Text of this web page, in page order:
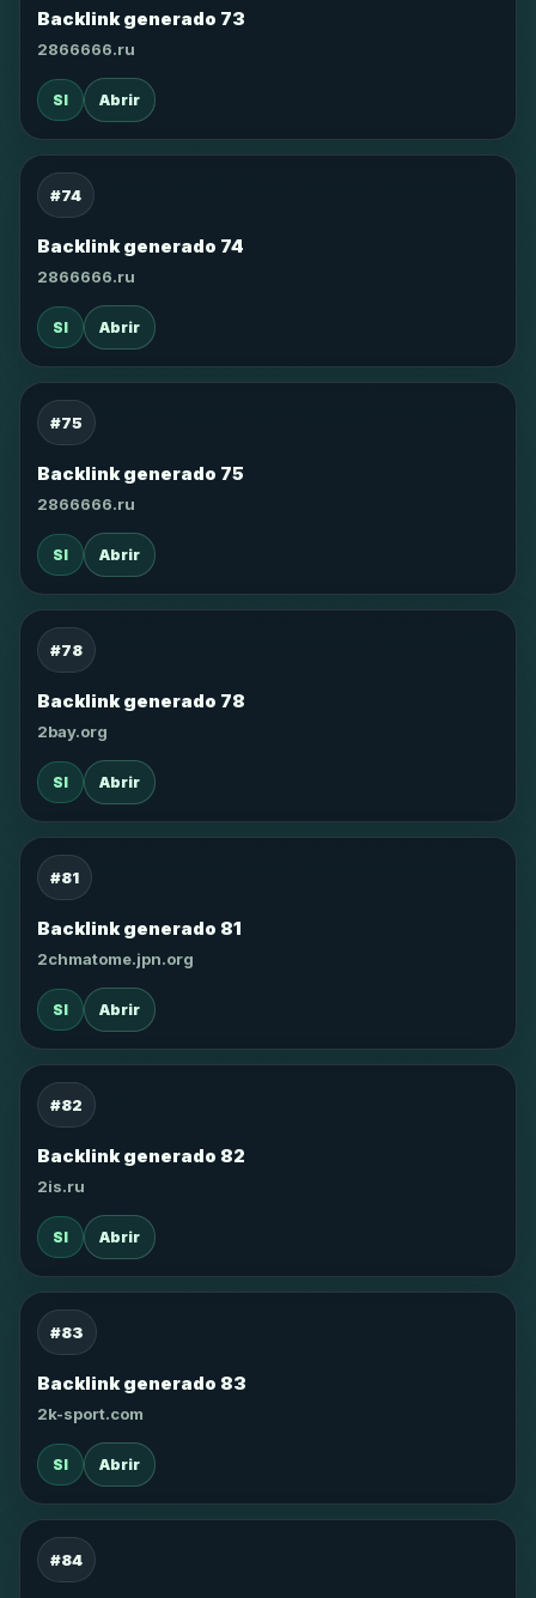
Backlink generado 73
2866666.ru
SI Abrir
#74
Backlink generado 74
2866666.ru
SI Abrir
#75
Backlink generado 75
2866666.ru
SI Abrir
#78
Backlink generado 78
2bay.org
SI Abrir
#81
Backlink generado 81
2chmatome.jpn.org
SI Abrir
#82
Backlink generado 82
2is.ru
SI Abrir
#83
Backlink generado 83
2k-sport.com
SI Abrir
#84